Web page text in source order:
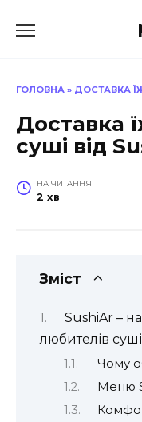
до
ГОЛОВНА » ДОСТАВКА
Доставка
суші від
НА ЧИТАННЯ
2 хв
Зміст
SushiAr –
любителів
Чому
Меню